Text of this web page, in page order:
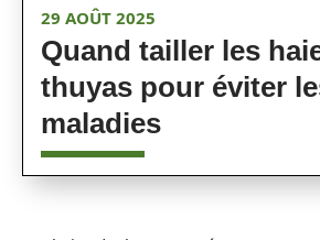
29 AOÛT 2025
Quand tailler les
thuyas pour éviter
maladies